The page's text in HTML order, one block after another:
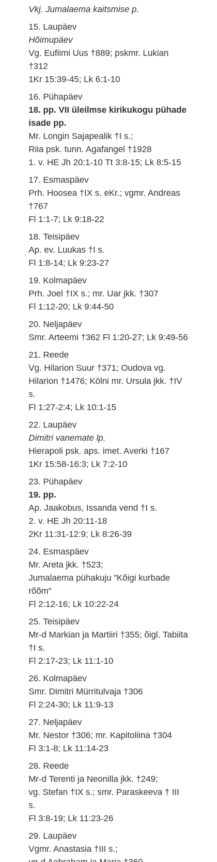
Vkj. Jumalaema kaitsmise p.
15. Laupäev
Hõimupäev
Vg. Eufiimi Uus †889; pskmr. Lukian
†312
1Kr 15:39-45; Lk 6:1-10
16. Pühapäev
18. pp. VII üleilmse kirikukogu pühade
isade pp.
Mr. Longin Sajapealik †I s.;
Riia psk. tunn. Agafangel †1928
1. v. HE Jh 20:1-10 Tt 3:8-15; Lk 8:5-15
17. Esmaspäev
Prh. Hoosea †IX s. eKr.; vgmr. Andreas
†767
Fl 1:1-7; Lk 9:18-22
18. Teisipäev
Ap. ev. Luukas †I s.
Fl 1:8-14; Lk 9:23-27
19. Kolmapäev
Prh. Joel †IX s.; mr. Uar jkk. †307
Fl 1:12-20; Lk 9:44-50
20. Neljapäev
Smr. Arteemi †362 Fl 1:20-27; Lk 9:49-56
21. Reede
Vg. Hilarion Suur †371; Oudova vg.
Hilarion †1476; Kölni mr. Ursula jkk. †IV
s.
Fl 1:27-2:4; Lk 10:1-15
22. Laupäev
Dimitri vanemate lp.
Hierapoli psk. aps. imet. Averki †167
1Kr 15:58-16:3; Lk 7:2-10
23. Pühapäev
19. pp.
Ap. Jaakobus, Issanda vend †I s.
2. v. HE Jh 20:11-18
2Kr 11:31-12:9; Lk 8:26-39
24. Esmaspäev
Mr. Areta jkk. †523;
Jumalaema pühakuju "Kõigi kurbade
rõõm"
Fl 2:12-16; Lk 10:22-24
25. Teisipäev
Mr-d Markian ja Martiiri †355; õigl. Tabiita
†I s.
Fl 2:17-23; Lk 11:1-10
26. Kolmapäev
Smr. Dimitri Mürritulvaja †306
Fl 2:24-30; Lk 11:9-13
27. Neljapäev
Mr. Nestor †306; mr. Kapitoliina †304
Fl 3:1-8; Lk 11:14-23
28. Reede
Mr-d Terenti ja Neonilla jkk. †249;
vg. Stefan †IX s.; smr. Paraskeeva † III
s.
Fl 3:8-19; Lk 11:23-26
29. Laupäev
Vgmr. Anastasia †III s.;